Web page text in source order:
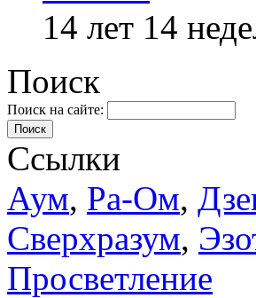
14 лет 14
Поиск
Поиск на сайте:
Поиск
Ссылки
Аум, Ра-Ом,
Сверхразум,
Просветление